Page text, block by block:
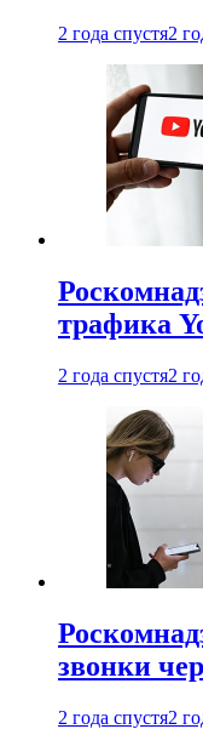
2 года спустя2
трафика
2 года спустя2
звонки
2 года спустя2